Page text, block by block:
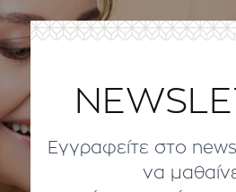
Εγγραφείτε στο
να